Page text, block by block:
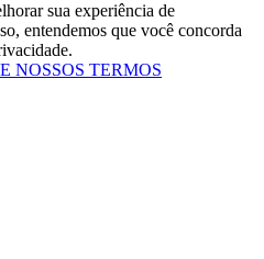
sua experiência de
entendemos que você concorda
NOSSOS TERMOS